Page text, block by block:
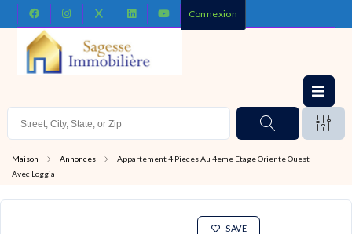
Connexion
Maison Annonces
Appartement 4 Pieces Au 4eme Etage Oriente Ouest
Avec Loggia
SAVE